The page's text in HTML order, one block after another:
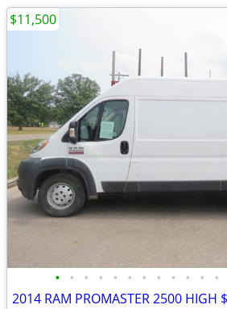
• • • • • • • • • • • •
$11,500